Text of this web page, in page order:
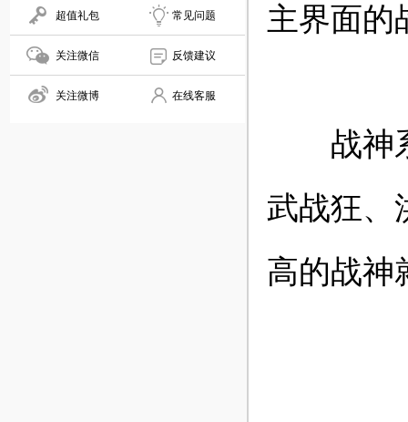
超值礼包 常见问题
关注微信 反馈建议
关注微博 在线客服
主界面的
战神系
武战狂、
高的战神